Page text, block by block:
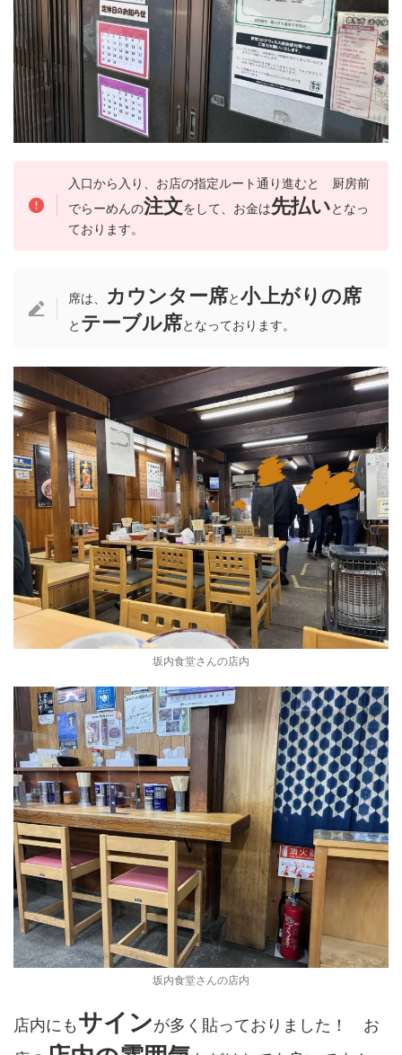
入口から入り、お店の指定ルート通り進むと 厨房前
でらーめんの注文をして、お金は先払いとなっ
ております。
席は、 カウンター席と小上がりの席
と テーブル席となっております。
坂内食堂さんの店内
坂内食堂さんの店内
店内にもサインが多く貼っておりました！ お